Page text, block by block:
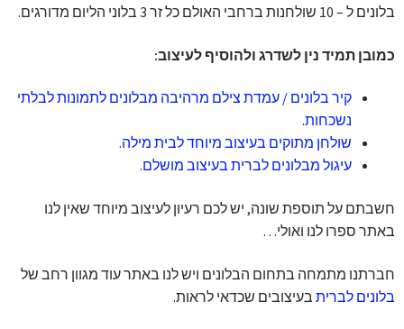
בלונים ל – 10 שולחנות ברחבי האולם כל זר 3 בלוני הליום מדורגים.
כמובן תמיד נין לשדרג ולהוסיף לעיצוב:
קיר בלונים / עמדת צילם מרהיבה מבלונים לתמונות לבלתי
נשכחות.
שולחן מתוקים בעיצוב מיוחד לבית מילה.
עיגול מבלונים לברית בעיצוב מושלם.
חשבתם על תוספת שונה, יש לכם רעיון לעיצוב מיוחד שאין לנו
באתר ספרו לנו ואולי…
חברתנו מתמחה בתחום הבלונים ויש לנו באתר עוד מגוון רחב של
בלונים לברית בעיצובים שכדאי לראות.